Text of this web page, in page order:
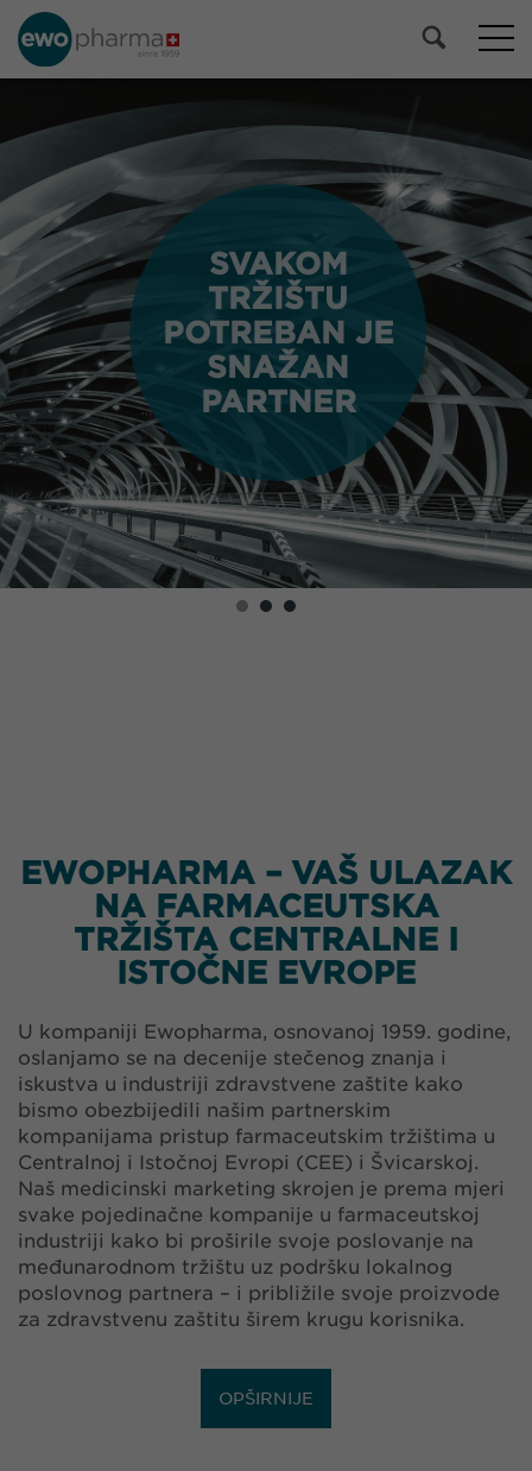
SVAKOM
TRŽIŠTU
POTREBAN JE
SNAŽAN
PARTNER
SVAKOM
TRŽIŠTU
POTREBAN JE
SNAŽAN
PARTNER
EWOPHARMA – VAŠ ULAZAK
NA FARMACEUTSKA
TRŽIŠTA CENTRALNE I
ISTOČNE EVROPE
U kompaniji Ewopharma, osnovanoj 1959. godine,
oslanjamo se na decenije stečenog znanja i
iskustva u industriji zdravstvene zaštite kako
bismo obezbijedili našim partnerskim
kompanijama pristup farmaceutskim tržištima u
Centralnoj i Istočnoj Evropi (CEE) i Švicarskoj.
Naš medicinski marketing skrojen je prema mjeri
svake pojedinačne kompanije u farmaceutskoj
industriji kako bi proširile svoje poslovanje na
međunarodnom tržištu uz podršku lokalnog
poslovnog partnera – i približile svoje proizvode
za zdravstvenu zaštitu širem krugu korisnika.
OPŠIRNIJE